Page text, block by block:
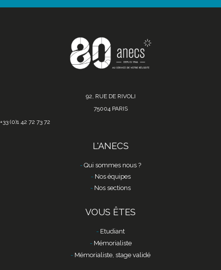
92, RUE DE RIVOLI
75004 PARIS
+33 (0)1 42 72 73 72
L'ANECS
Qui sommes nous ?
Nos équipes
Nos sections
VOUS ÊTES
Etudiant
Mémorialiste
Mémorialiste, stage validé